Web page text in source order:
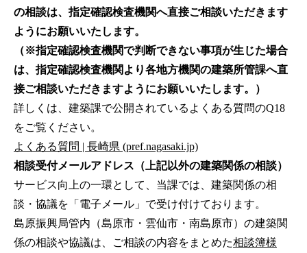
の相談は、指定確認検査機関へ直接ご相談いただきます
ようにお願いいたします。
（※指定確認検査機関で判断できない事項が生じた場合
は、指定確認検査機関より各地方機関の建築所管課へ直
接ご相談いただきますようにお願いいたします。）
詳しくは、建築課で公開されているよくある質問のQ18
をご覧ください。
よくある質問 | 長崎県 (pref.nagasaki.jp)
相談受付メールアドレス（上記以外の建築関係の相談）
サービス向上の一環として、当課では、建築関係の相
談・協議を「電子メール」で受け付けております。
島原振興局管内（島原市・雲仙市・南島原市）の建築関
係の相談や協議は、ご相談の内容をまとめた相談簿様